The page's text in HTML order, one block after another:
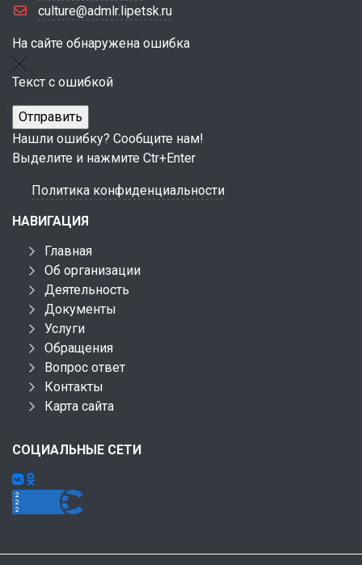
culture@admlr.lipetsk.ru
На сайте обнаружена ошибка
Текст с ошибкой
Нашли ошибку? Сообщите нам!
Выделите и нажмите Ctr+Enter
Политика конфиденциальности
НАВИГАЦИЯ
Главная
Об организации
Деятельность
Документы
Услуги
Обращения
Вопрос ответ
Контакты
Карта сайта
СОЦИАЛЬНЫЕ СЕТИ